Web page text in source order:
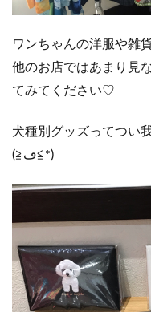
ワンちゃんの洋服や雑
他のお店ではあまり見
てみてください♡
犬種別グッズってつい
(≧ڡ≦*)